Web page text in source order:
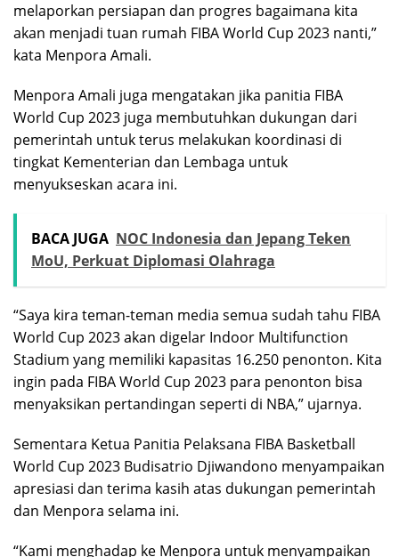
melaporkan persiapan dan progres bagaimana kita
akan menjadi tuan rumah FIBA World Cup 2023 nanti,”
kata Menpora Amali.
Menpora Amali juga mengatakan jika panitia FIBA
World Cup 2023 juga membutuhkan dukungan dari
pemerintah untuk terus melakukan koordinasi di
tingkat Kementerian dan Lembaga untuk
menyukseskan acara ini.
BACA JUGA NOC Indonesia dan Jepang Teken
MoU, Perkuat Diplomasi Olahraga
“Saya kira teman-teman media semua sudah tahu FIBA
World Cup 2023 akan digelar Indoor Multifunction
Stadium yang memiliki kapasitas 16.250 penonton. Kita
ingin pada FIBA World Cup 2023 para penonton bisa
menyaksikan pertandingan seperti di NBA,” ujarnya.
Sementara Ketua Panitia Pelaksana FIBA Basketball
World Cup 2023 Budisatrio Djiwandono menyampaikan
apresiasi dan terima kasih atas dukungan pemerintah
dan Menpora selama ini.
“Kami menghadap ke Menpora untuk menyampaikan